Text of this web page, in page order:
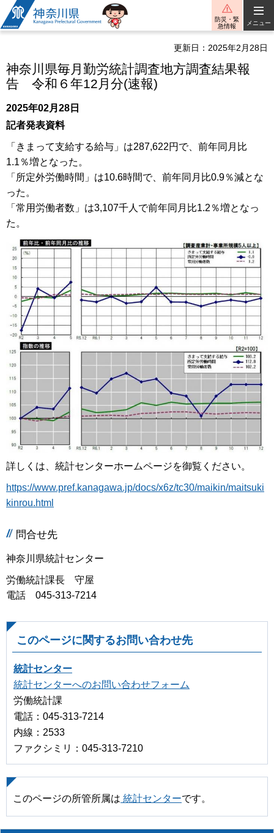
神奈川県
防災・緊
急情報
メニュー
更新日：2025年2月28日
神奈川県毎月勤労統計調査地方調査結果報
告 令和６年12月分(速報)
2025年02月28日
記者発表資料
「きまって支給する給与」は287,622円で、前年同月比
1.1％増となった。
「所定外労働時間」は10.6時間で、前年同月比0.9％減とな
った。
「常用労働者数」は3,107千人で前年同月比1.2％増となっ
た。
詳しくは、統計センターホームページを御覧ください。
https://www.pref.kanagawa.jp/docs/x6z/tc30/maikin/maitsuki
kinrou.html
問合せ先
神奈川県統計センター
労働統計課長 守屋
電話 045-313-7214
このページに関するお問い合わせ先
統計センター
統計センターへのお問い合わせフォーム
労働統計課
電話：045-313-7214
内線：2533
ファクシミリ：045-313-7210
このページの所管所属は 統計センターです。